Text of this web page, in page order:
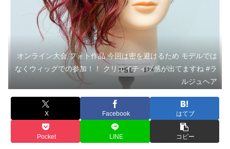
オンライン大会 フォト作品 今回は密を避けるため モデルでは
なくウィッグでの参加！！ クリエイティブ感が出てますね #ラ
ルジュヘア
X Facebook はてブ
Pocket LINE コピー